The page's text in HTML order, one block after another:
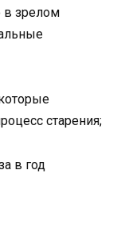
в зрелом
старения;
в год